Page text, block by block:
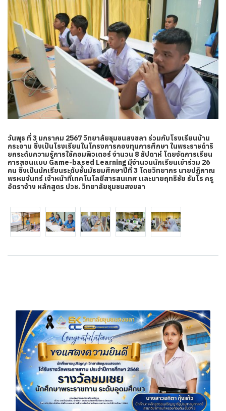
วันพุธ ที่ 3 มกราคม 2567 วิทยาลัยชุมชนสงขลา ร่วมกับโรงเรียนบ้าน
กระอาน ซึ่งเป็นโรงเรียนในโครงการกองทุนการศึกษา ในพระราชดำริ
ยกระดับความรู้การใช้คอมพิวเตอร์ จำนวน 8 สัปดาห์ โดยจัดการเรียน
การสอนเเบบ Game-based Learning มีจำนวนนักเรียนเข้าร่วม 26
คน ซึ่งเป็นนักเรียนระดับชั้นมัธยมศึกษาปีที่ 3 โดยวิทยากร นายปฏิภาณ
พรหมจันทร์ เจ้าหน้าที่เทคโนโลยีสารสนเทศ เเละนายฤทธิชัย ธัมโร ครู
อัตราจ้าง หลักสูตร ปวช. วิทยาลัยชุมชนสงขลา